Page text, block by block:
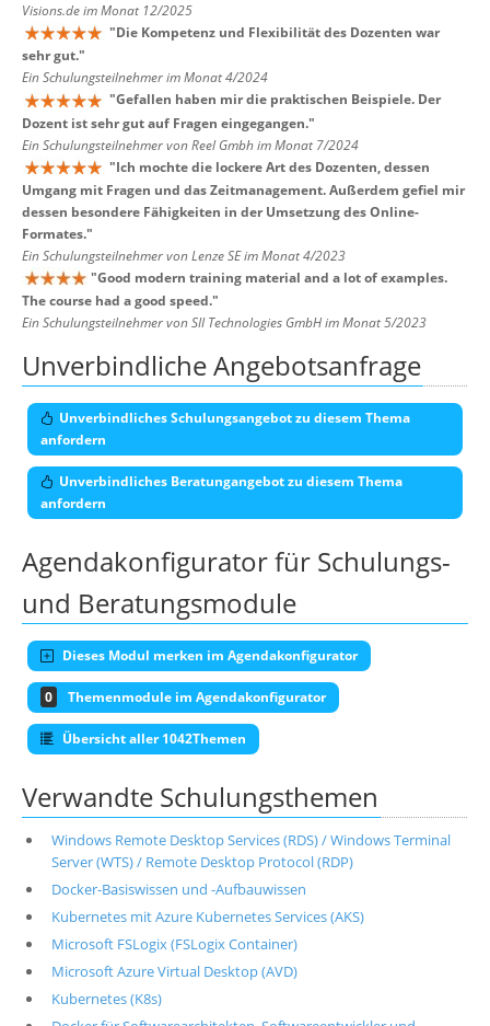
Visions.de im Monat 12/2025
"Die Kompetenz und Flexibilität des Dozenten war
sehr gut."
Ein Schulungsteilnehmer im Monat 4/2024
"Gefallen haben mir die praktischen Beispiele. Der
Dozent ist sehr gut auf Fragen eingegangen."
Ein Schulungsteilnehmer von Reel Gmbh im Monat 7/2024
"Ich mochte die lockere Art des Dozenten, dessen
Umgang mit Fragen und das Zeitmanagement. Außerdem gefiel mir
dessen besondere Fähigkeiten in der Umsetzung des Online-
Formates."
Ein Schulungsteilnehmer von Lenze SE im Monat 4/2023
"Good modern training material and a lot of examples.
The course had a good speed."
Ein Schulungsteilnehmer von SII Technologies GmbH im Monat 5/2023
Unverbindliche Angebotsanfrage
Unverbindliches Schulungsangebot zu diesem Thema
anfordern
Unverbindliches Beratungangebot zu diesem Thema
anfordern
Agendakonfigurator für Schulungs-
und Beratungsmodule
Dieses Modul merken im Agendakonfigurator
0 Themenmodule im Agendakonfigurator
Übersicht aller 1042Themen
Verwandte Schulungsthemen
Windows Remote Desktop Services (RDS) / Windows Terminal
Server (WTS) / Remote Desktop Protocol (RDP)
Docker-Basiswissen und -Aufbauwissen
Kubernetes mit Azure Kubernetes Services (AKS)
Microsoft FSLogix (FSLogix Container)
Microsoft Azure Virtual Desktop (AVD)
Kubernetes (K8s)